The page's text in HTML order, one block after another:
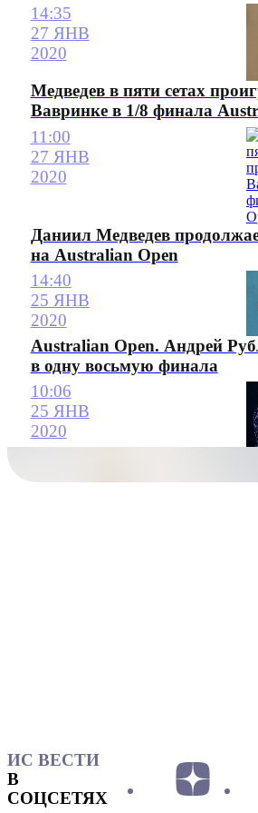
14:35
27 ЯНВ
2020
Медведев в пяти сетах
Вавринке в 1/8 финала
11:00
27 ЯНВ
2020
Даниил Медведев
на Australian Open
14:40
25 ЯНВ
2020
Australian Open. Андрей
в одну восьмую финала
10:06
25 ЯНВ
2020
ИС ВЕСТИ
В
СОЦСЕТЯХ